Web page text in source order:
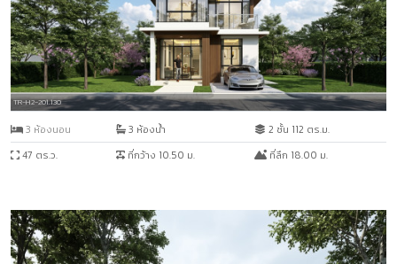
TR-H2-201.130
3 ห้องนอน 3 ห้องน้ำ
2 ชั้น 112 ตร.ม.
47 ตร.ว.
ที่กว้าง 10.50 ม. ที่ลึก 18.00 ม.